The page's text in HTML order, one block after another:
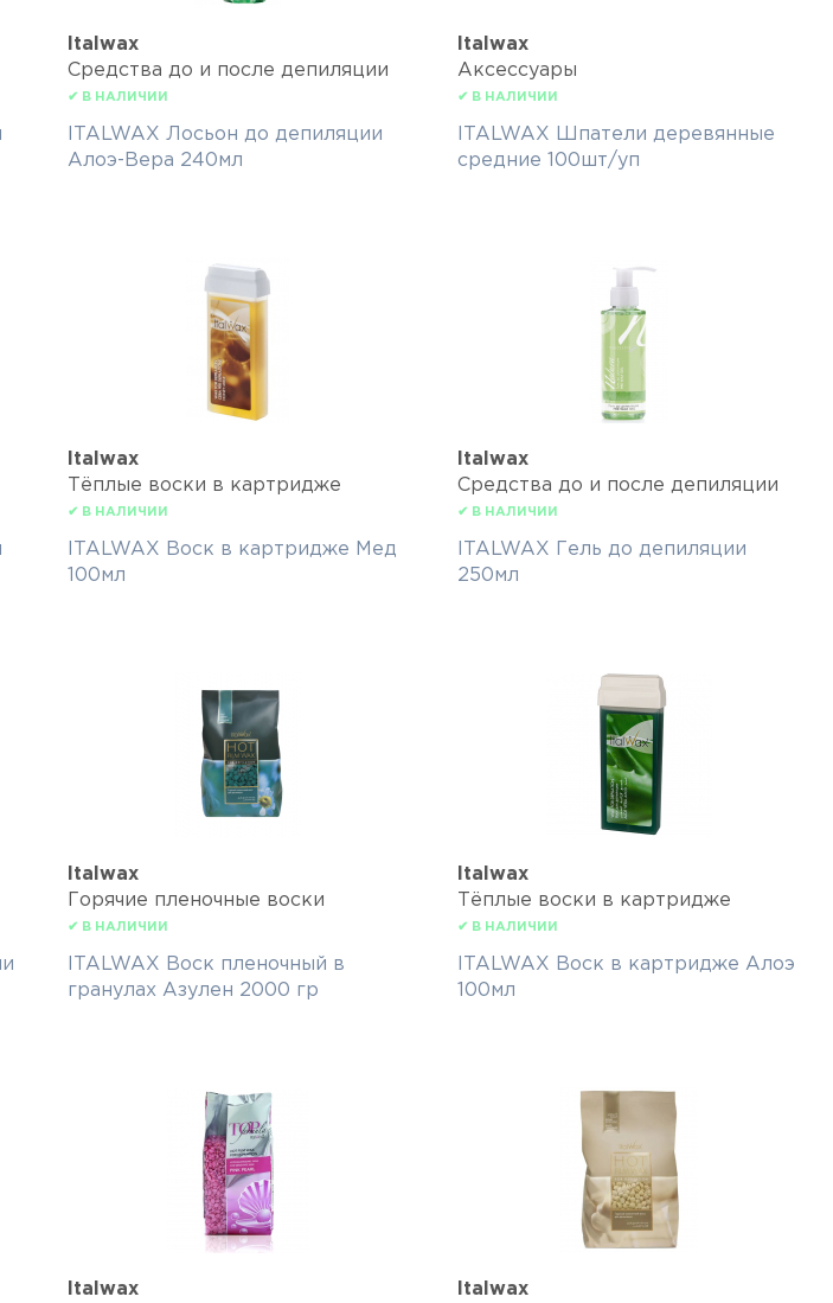
Italwax
Средства до и после депиляции
✔ В НАЛИЧИИ
ITALWAX Лосьон до депиляции
Алоэ-Вера 240мл
Italwax
Аксессуары
✔ В НАЛИЧИИ
ITALWAX Шпатели деревянные
средние 100шт/уп
Italwax
Тёплые воски в картридже
✔ В НАЛИЧИИ
ITALWAX Воск в картридже Мед
100мл
Italwax
Средства до и после депиляции
✔ В НАЛИЧИИ
ITALWAX Гель до депиляции
250мл
Italwax
Горячие пленочные воски
✔ В НАЛИЧИИ
ITALWAX Воск пленочный в
гранулах Азулен 2000 гр
Italwax
Тёплые воски в картридже
✔ В НАЛИЧИИ
ITALWAX Воск в картридже Алоэ
100мл
Italwax Italwax